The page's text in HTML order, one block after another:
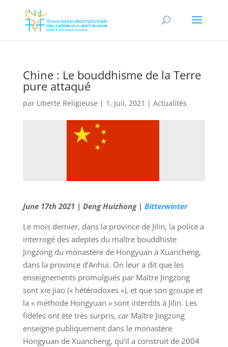
Chine : Le bouddhisme de la Terre
pure attaqué
par Liberte Religieuse | 1, Juil, 2021 | Actualités
June 17th 2021 | Deng Huizhong | Bitterwinter
Le mois dernier, dans la province de Jilin, la police a
interrogé des adeptes du maître bouddhiste
Jingzong du monastère de Hongyuan à Xuancheng,
dans la province d’Anhui. On leur a dit que les
enseignements promulgués par Maître Jingzong
sont xie jiao (« hétérodoxes »), et que son groupe et
la « méthode Hongyuan » sont interdits à Jilin. Les
fidèles ont été très surpris, car Maître Jingzong
enseigne publiquement dans le monastère
Hongyuan de Xuancheng, qu’il a construit de 2004